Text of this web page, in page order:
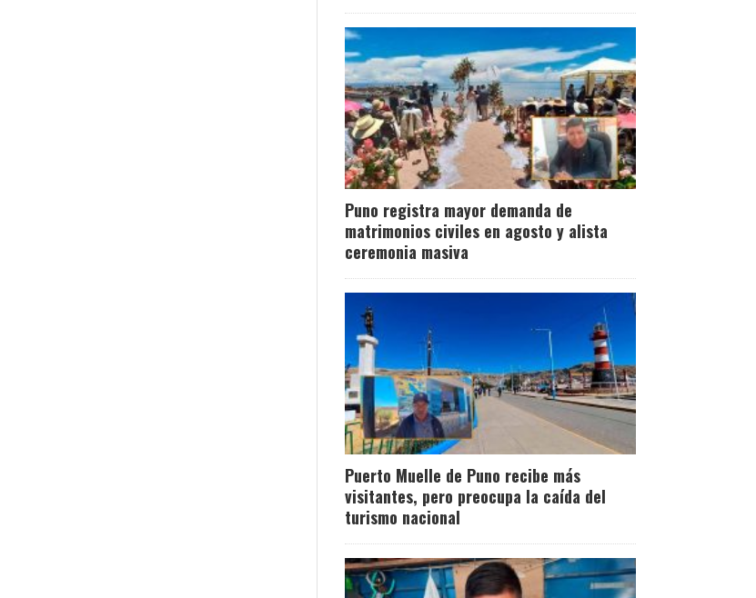
Puno registra mayor demanda de
matrimonios civiles en agosto y alista
ceremonia masiva
Puerto Muelle de Puno recibe más
visitantes, pero preocupa la caída del
turismo nacional